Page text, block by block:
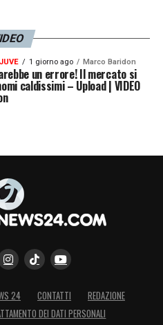
1 giorno ago Marco Baridon
un errore! Il mercato si
caldissimi – Upload | VIDEO
24 CONTATTI
REDAZIONE
DEI DATI PERSONALI